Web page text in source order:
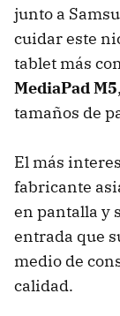
junto a
cuidar este
tablet más
MediaPad M5
tamaños de
El más
fabricante
en pantalla y
entrada que
medio de
calidad.